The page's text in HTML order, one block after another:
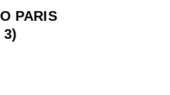
PARIS
3)